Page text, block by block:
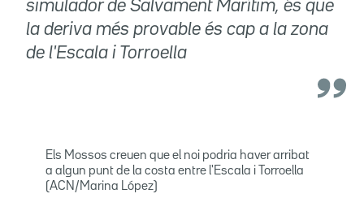
simulador de Salvament Marítim, és que
la deriva més provable és cap a la zona
de l'Escala i Torroella
Els Mossos creuen que el noi podria haver arribat
a algun punt de la costa entre l'Escala i Torroella
(ACN/Marina López)